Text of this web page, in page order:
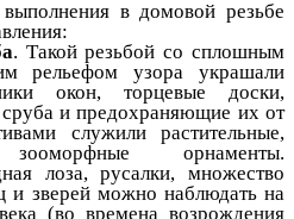
в домовой резьбе
. Такой резьбой со сплошным
рельефом узора украшали
окон, торцевые доски,
и предохраняющие их от
служили растительные,
орнаменты.
лоза, русалки, множество
и зверей можно наблюдать на
(во времена возрождения